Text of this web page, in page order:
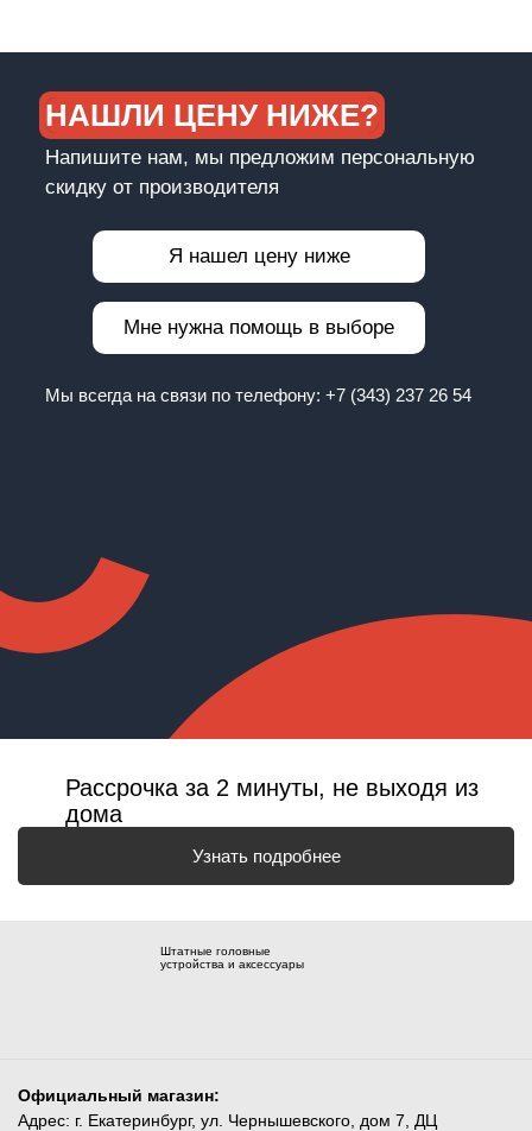
НАШЛИ ЦЕНУ НИЖЕ?
Напишите нам, мы предложим персональную
скидку от производителя
Я нашел цену ниже
Мне нужна помощь в выборе
Мы всегда на связи по телефону: +7 (343) 237 26 54
Рассрочка за 2 минуты, не выходя из
дома
Узнать подробнее
Штатные головные
устройства и аксессуары
Официальный магазин:
Адрес: г. Екатеринбург, ул. Чернышевского, дом 7, ДЦ